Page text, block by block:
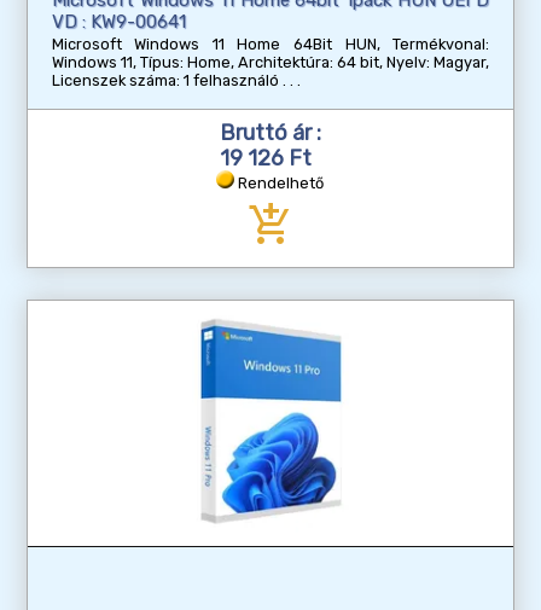
VD : KW9-00641
Microsoft Windows 11 Home 64Bit HUN, Termékvonal:
Windows 11, Típus: Home, Architektúra: 64 bit, Nyelv: Magyar,
Licenszek száma: 1 felhasználó
Bruttó ár :
19 126 Ft
Rendelhető
add_shopping_cart